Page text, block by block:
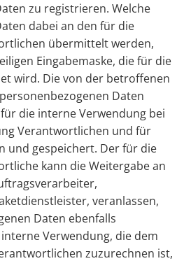
zu registrieren. Welche
dabei an den für die
übermittelt werden,
Eingabemaske, die für die
wird. Die von der betroffenen
Daten
die interne Verwendung bei
Verantwortlichen und für
und gespeichert. Der für die
kann die Weitergabe an
veranlassen,
Daten ebenfalls
Verwendung, die dem
zuzurechnen ist,